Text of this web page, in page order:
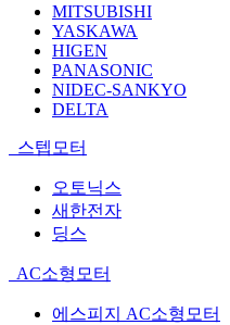
MITSUBISHI
YASKAWA
HIGEN
PANASONIC
NIDEC-SANKYO
DELTA
스텝모터
오토닉스
새한전자
딩스
AC소형모터
에스피지 AC소형모터